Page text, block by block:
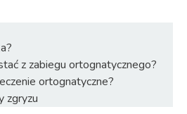
z zabiegu ortognatycznego?
ortognatyczne?
zgryzu